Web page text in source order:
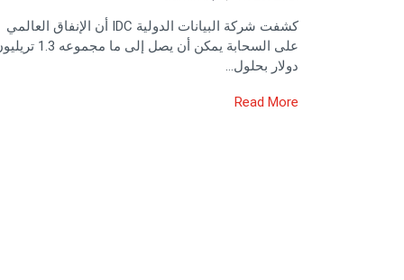
كشفت شركة البيانات الدولية IDC أن الإنفاق العالمي
على السحابة يمكن أن يصل إلى ما مجموعه
دولار بحلول…
Read More